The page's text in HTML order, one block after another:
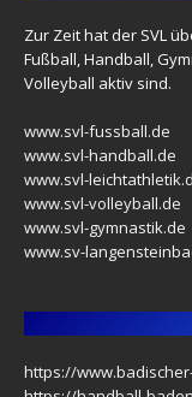
Zur Zeit hat der SVL
Fußball, Handball,
Volleyball aktiv sind.
www.svl-fussball.de
www.svl-handball.de
www.svl-
www.svl-volleyball.de
www.svl-gymnastik.de
www.sv-
https://